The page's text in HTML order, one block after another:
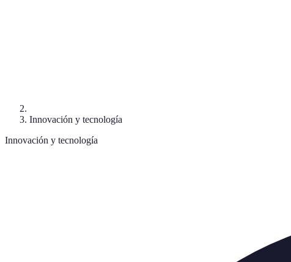
Innovación y tecnología
Innovación y tecnología